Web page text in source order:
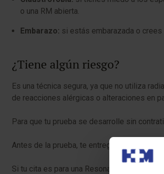
o una RM abierta.
Embarazo: si estás embarazada o
¿Tiene algún riesgo?
Es una técnica segura, ya que no utiliza
de reacciones alérgicas o alteraciones en
Para que tu prueba se desarrolle sin
Antes de la prueba, te entregaremos el
Si tu cita es para una Resonancia